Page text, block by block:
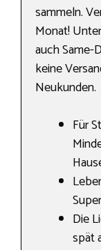
sammeln.
Monat!
auch Same-
keine
Neukunden.
Für
Die
spät